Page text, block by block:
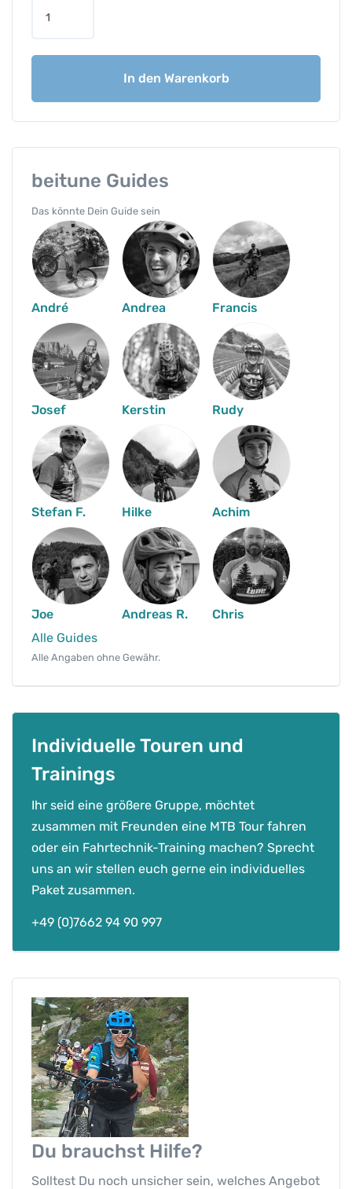
i
c
a
s
m
c
h
w
a
z
w
a
l
d
T
a
n
s
,
O
d
n
w
a
&
ä
z
e
r
w
d
n
g
e
In den Warenkorb
beitune Guides
Das könnte Dein Guide sein
André Andrea Francis
Josef Kerstin Rudy
Stefan F. Hilke Achim
Joe Andreas R.
Chris
Alle Guides
Alle Angaben ohne Gewähr.
Individuelle Touren und
Trainings
Ihr seid eine größere Gruppe, möchtet
zusammen mit Freunden eine MTB Tour fahren
oder ein Fahrtechnik-Training machen? Sprecht
uns an wir stellen euch gerne ein individuelles
Paket zusammen.
+49 (0)7662 94 90 997
Du brauchst Hilfe?
Solltest Du noch unsicher sein, welches Angebot